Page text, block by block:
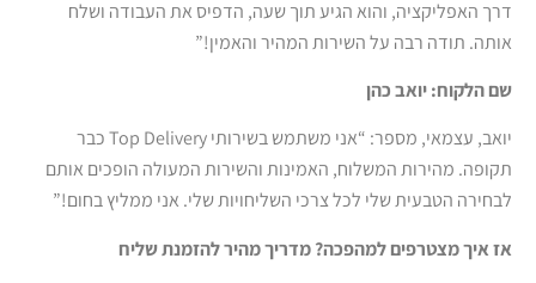
דרך האפליקציה, והוא הגיע תוך שעה, הדפיס את העבודה ושלח
אותה. תודה רבה על השירות המהיר והאמין!”
שם הלקוח: יואב כהן
יואב, עצמאי, מספר: “אני משתמש בשירותי Top Delivery כבר
תקופה. מהירות המשלוח, האמינות והשירות המעולה הופכים אותם
לבחירה הטבעית שלי לכל צרכי השליחויות שלי. אני ממליץ בחום!”
אז איך מצטרפים למהפכה? מדריך מהיר להזמנת שליח